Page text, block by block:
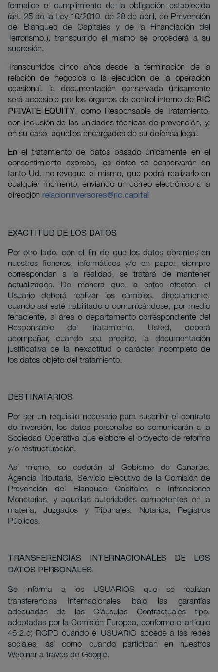
formalice el cumplimiento de la obligación establecida
(art. 25 de la Ley 10/2010, de 28 de abril, de Prevención
del Blanqueo de Capitales y de la Financiación del
Terrorismo.), transcurrido el mismo se procederá a su
supresión.
Transcurridos cinco años desde la terminación de la
relación de negocios o la ejecución de la operación
ocasional, la documentación conservada únicamente
será accesible por los órganos de control interno de RIC
PRIVATE EQUITY , como Responsable de Tratamiento,
con inclusión de las unidades técnicas de prevención, y,
en su caso, aquellos encargados de su defensa legal.
En el tratamiento de datos basado únicamente en el
consentimiento expreso, los datos se conservarán en
tanto Ud. no revoque el mismo, que podrá realizarlo en
cualquier momento, enviando un correo electrónico a la
dirección relacioninversores@ric.capital
EXACTITUD DE LOS DATOS
Por otro lado, con el fin de que los datos obrantes en
nuestros ficheros, informáticos y/o en papel, siempre
correspondan a la realidad, se tratará de mantener
actualizados. De manera que, a estos efectos, el
Usuario deberá realizar los cambios, directamente,
cuando así esté habilitado o comunicándose, por medio
fehaciente, al área o departamento correspondiente del
Responsable del Tratamiento. Usted, deberá
acompañar, cuando sea preciso, la documentación
justificativa de la inexactitud o carácter incompleto de
los datos objeto del tratamiento.
DESTINATARIOS
Por ser un requisito necesario para suscribir el contrato
de inversión, los datos personales se comunicarán a la
Sociedad Operativa que elabore el proyecto de reforma
y/o restructuración.
Así mismo, se cederán al Gobierno de Canarias,
Agencia Tributaria, Servicio Ejecutivo de la Comisión de
Prevención del Blanqueo Capitales e Infracciones
Monetarias, y aquellas autoridades competentes en la
materia, Juzgados y Tribunales, Notarios, Registros
Públicos.
TRANSFERENCIAS INTERNACIONALES DE LOS
DATOS PERSONALES.
Se informa a los USUARIOS que se
realizan
transferencias Internacionales bajo las garantías
adecuadas de las Cláusulas Contractuales tipo,
adoptadas por la Comisión Europea, conforme el artículo
46 2.c) RGPD cuando el USUARIO accede a las redes
sociales, así como cuando participan en nuestros
Webinar a través de Google.